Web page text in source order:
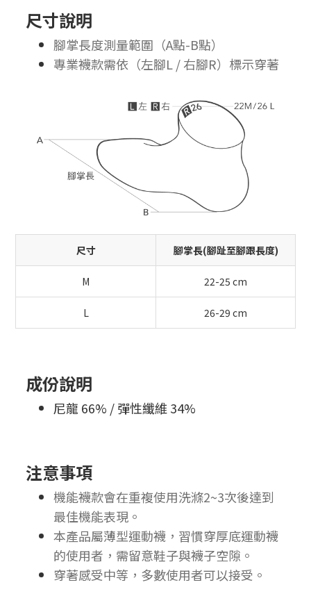
尺寸說明
腳掌長度測量範圍（A點-B點）
專業襪款需依（左腳L / 右腳R）標示穿著
尺寸 腳掌長(腳趾至腳跟長度)
M 22-25 cm
L 26-29 cm
成份說明
尼龍 66% / 彈性纖維 34%
注意事項
機能襪款會在重複使用洗滌2~3次後達到
最佳機能表現。
本產品屬薄型運動襪，習慣穿厚底運動襪
的使用者，需留意鞋子與襪子空隙。
穿著感受中等，多數使用者可以接受。